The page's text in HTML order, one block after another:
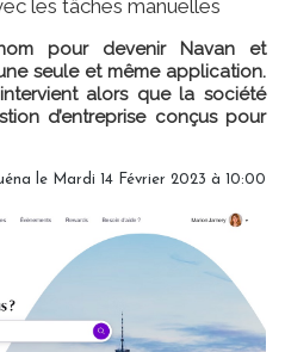
les tâches manuelles
pour devenir Navan et
seule et même application.
alors que la société
d’entreprise conçus pour
le Mardi 14 Février 2023 à 10:00